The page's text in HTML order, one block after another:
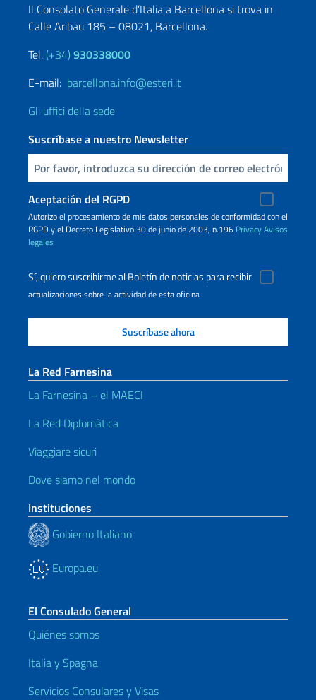
Il Consolato Generale d’Italia a Barcellona si trova in
Calle Aribau 185 – 08021, Barcellona.
Tel. (+34) 930338000
E-mail: barcellona.info@esteri.it
Gli uffici della sede
Suscríbase a nuestro Newsletter
Inserta tu correo electronico
Aceptación del RGPD
Autorizo ​​el procesamiento de mis datos personales de conformidad con el
RGPD y el Decreto Legislativo 30 de junio de 2003, n.196 PrivacyAvisos
legales
Sí, quiero suscribirme al Boletín de noticias para recibir
actualizaciones sobre la actividad de esta oficina
La Red Farnesina
La Farnesina – el MAECI
La Red Diplomàtica
Viaggiare sicuri
Dove siamo nel mondo
Instituciones
Gobierno Italiano
Europa.eu
El Consulado General
Quiénes somos
Italia y Spagna
Servicios Consulares y Visas